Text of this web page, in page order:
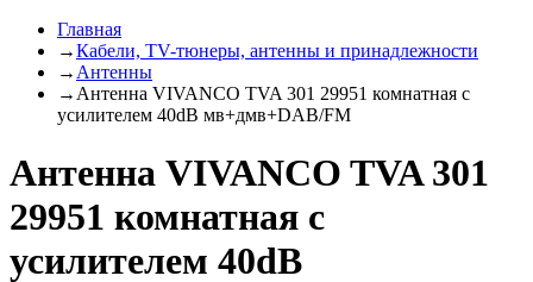
Главная
→Кабели, TV-тюнеры, антенны и принадлежности
→ Антенны
→ Антенна VIVANCO TVA 301 29951 комнатная с
усилителем 40dB мв+дмв+DAB/FM
Антенна VIVANCO TVA 301
29951 комнатная с
усилителем 40dB